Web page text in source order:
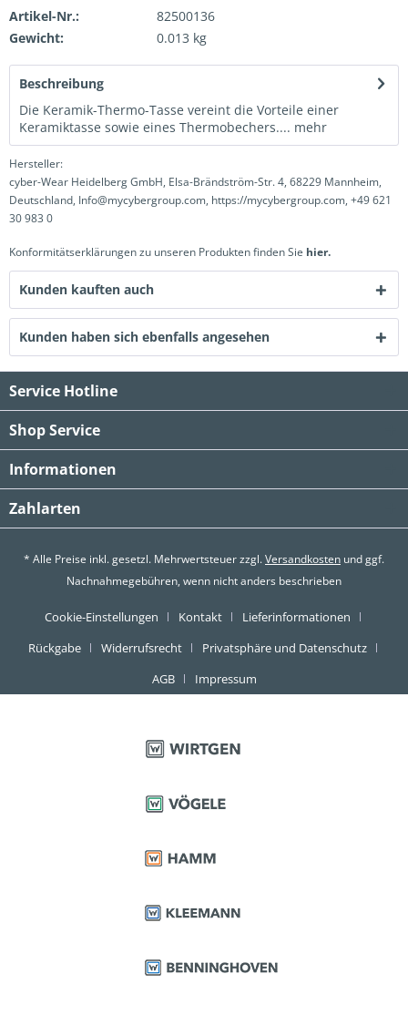
Artikel-Nr.:
82500136
Gewicht:
0.013 kg
Beschreibung
Die Keramik-Thermo-Tasse vereint die Vorteile einer
Keramiktasse sowie eines Thermobechers.... mehr
Hersteller:
cyber-Wear Heidelberg GmbH, Elsa-Brändström-Str. 4, 68229 Mannheim,
Deutschland, Info@mycybergroup.com, https://mycybergroup.com, +49 621
30 983 0
Konformitätserklärungen zu unseren Produkten finden Sie hier.
Kunden kauften auch
Kunden haben sich ebenfalls angesehen
Service Hotline
Shop Service
Informationen
Zahlarten
* Alle Preise inkl. gesetzl. Mehrwertsteuer zzgl.Versandkosten und ggf.
Nachnahmegebühren, wenn nicht anders beschrieben
Cookie-Einstellungen Kontakt
Lieferinformationen
Rückgabe
Widerrufsrecht
Privatsphäre und Datenschutz
AGB
Impressum